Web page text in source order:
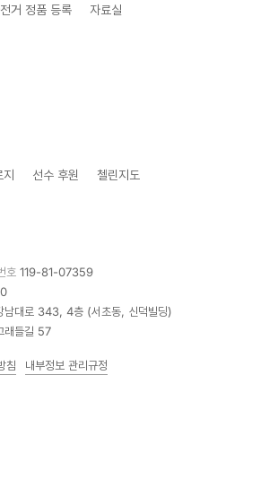
거 정품 등록 자료실
지 선수 후원 첼린지도
호 119-81-07359
남대로 343, 4층 (서초동, 신덕빌딩)
래들길 57
침 내부정보 관리규정